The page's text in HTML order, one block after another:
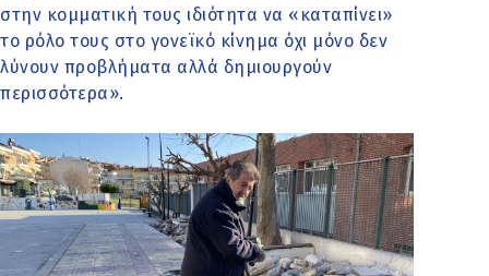
στην κομματική τους ιδιότητα να «καταπίνει»
το ρόλο τους στο γονεϊκό κίνημα όχι μόνο δεν
λύνουν προβλήματα αλλά δημιουργούν
περισσότερα».